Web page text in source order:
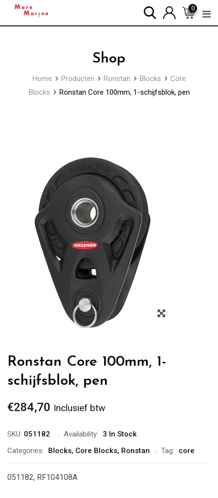
0
Shop
Home Producten Ronstan Blocks
Core
Blocks
Ronstan Core 100mm, 1-schijfsblok, pen
Zoom
Ronstan Core 100mm, 1-
schijfsblok, pen
€284,70 Inclusief btw
SKU: 051182 Availability:
3 In Stock
Categories:
Blocks, Core Blocks, Ronstan Tag: core
051182, RF104108A